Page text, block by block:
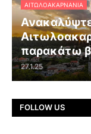
ΑΙΤΩΛΟΑΚΑΡΝΑΝΊΑ
παρακάτω
27.1.25
FOLLOW US